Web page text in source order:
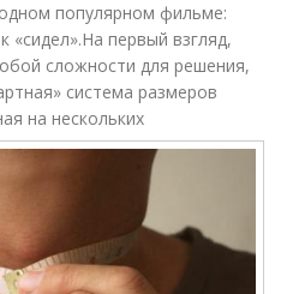
популярном фильме:
первый взгляд,
сложности для решения,
система размеров
на нескольких